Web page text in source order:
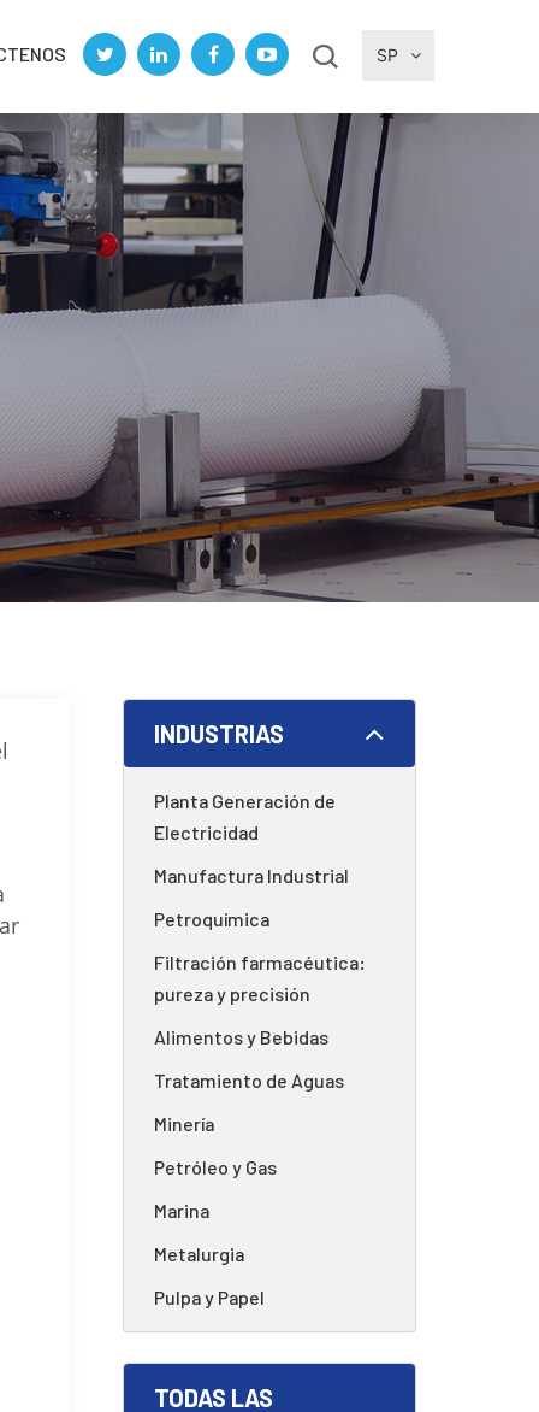
SP
INDUSTRIAS
Planta Generación de
Electricidad
Manufactura Industrial
Petroquímica
Filtración farmacéutica:
pureza y precisión
Alimentos y Bebidas
Tratamiento de Aguas
Minería
Petróleo y Gas
Marina
Metalurgia
Pulpa y Papel
TODAS LAS